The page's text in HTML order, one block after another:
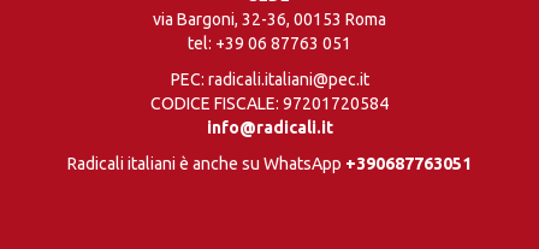
via Bargoni, 32-36, 00153 Roma
tel: +39 06 87763 051
PEC: radicali.italiani@pec.it
CODICE FISCALE: 97201720584
info@radicali.it
Radicali italiani è anche su WhatsApp +390687763051